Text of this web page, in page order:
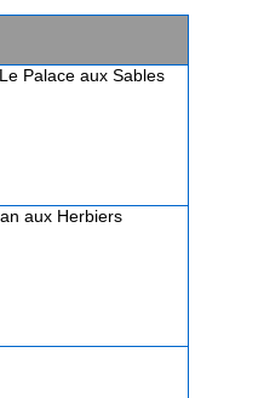
Palace aux Sables
aux Herbiers